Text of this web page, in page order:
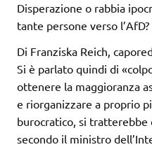
Disperazione o rabbia
tante persone verso l’AfD?
Di Franziska Reich,
Si è parlato quindi di
ottenere la maggioranza
e riorganizzare a proprio
burocratico, si tratterebbe
secondo il ministro